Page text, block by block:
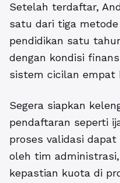
Setelah terdaftar,
satu dari tiga metode
pendidikan satu
dengan kondisi
sistem cicilan empat
Segera siapkan
pendaftaran seperti
proses validasi
oleh tim
kepastian kuota di